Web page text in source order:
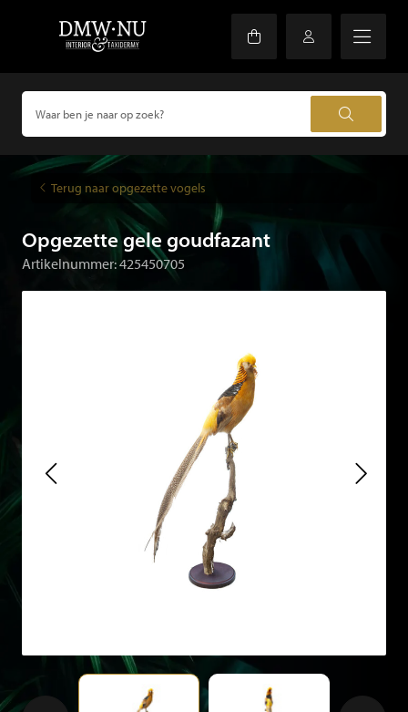
Terug naar opgezette vogels
Opgezette gele goudfazant
Artikelnummer: 425450705